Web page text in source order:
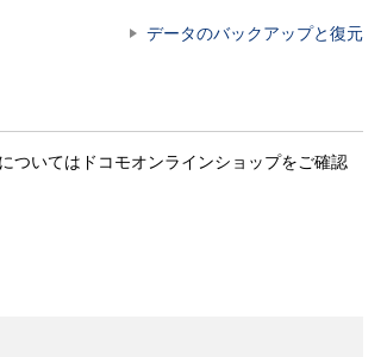
データのバックアップと復元
ついてはドコモオンラインショップをご確認